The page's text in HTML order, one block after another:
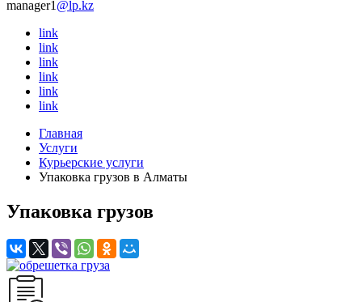
manager1 @lp.kz
link
link
link
link
link
link
Главная
Услуги
Курьерские услуги
Упаковка грузов в Алматы
Упаковка грузов